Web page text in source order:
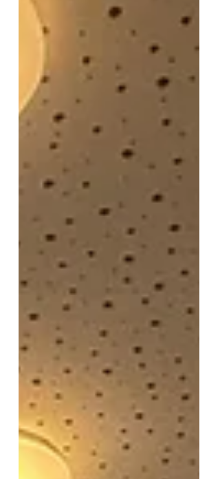
Schule 🎓 ein bisschen
"Schlauheit zaubern" und direkt
danach in einen Kindergarten,
um dort ebenfalls zu zaubern!
🎩 Ich war ja schon in vielen
Kindergärten in der Region rund
um Weinheim, aber der
Kindergarten "Das 🌳
Baumhaus" in Hirschberg war
mir bisher unbekannt. Umso
überraschter war ich von dem
unglaublich tollen
Außengelände und auch dem
sonstigen Ambiente dieses
Kindergartens, der ein